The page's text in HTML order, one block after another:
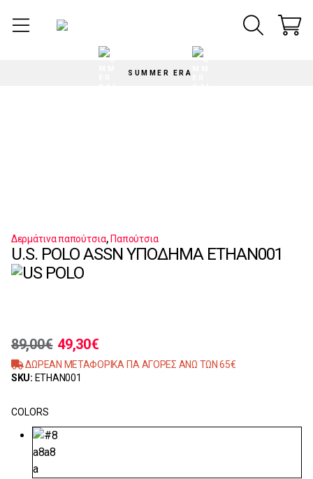
SUMMER ERA
Δερμάτινα παπούτσια,Παπούτσια
U.S. POLO ASSN ΥΠΟΔΗΜΑ ETHAN001
89,00€ 49,30€
ΔΩΡΕΑΝ ΜΕΤΑΦΟΡΙΚΑ ΓΙΑ ΑΓΟΡΕΣ ΑΝΩ ΤΩΝ 65€
SKU: ETHAN001
COLORS